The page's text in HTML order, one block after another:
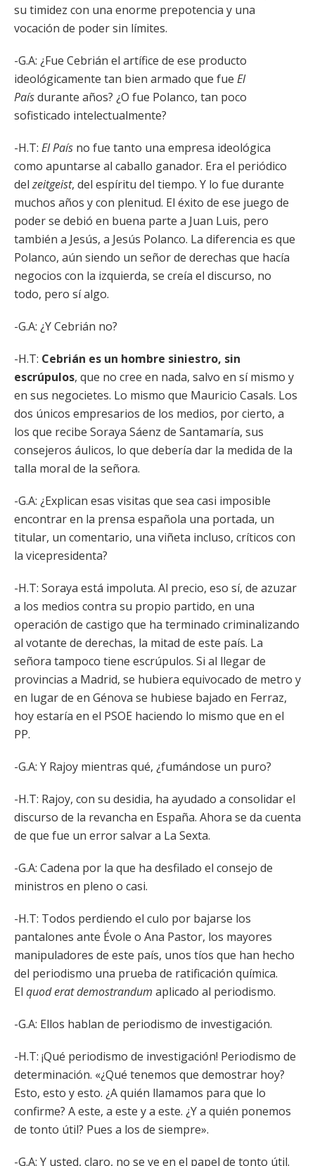
su timidez con una enorme prepotencia y una
vocación de poder sin límites.
-G.A: ¿Fue Cebrián el artífice de ese producto
ideológicamente tan bien armado que fue El
Paísdurante años? ¿O fue Polanco, tan poco
sofisticado intelectualmente?
-H.T: El País no fue tanto una empresa ideológica
como apuntarse al caballo ganador. Era el periódico
delzeitgeist, del espíritu del tiempo. Y lo fue durante
muchos años y con plenitud. El éxito de ese juego de
poder se debió en buena parte a Juan Luis, pero
también a Jesús, a Jesús Polanco. La diferencia es que
Polanco, aún siendo un señor de derechas que hacía
negocios con la izquierda, se creía el discurso, no
todo, pero sí algo.
-G.A: ¿Y Cebrián no?
-H.T: Cebrián es un hombre siniestro, sin
escrúpulos, que no cree en nada, salvo en sí mismo y
en sus negocietes. Lo mismo que Mauricio Casals. Los
dos únicos empresarios de los medios, por cierto, a
los que recibe Soraya Sáenz de Santamaría, sus
consejeros áulicos, lo que debería dar la medida de la
talla moral de la señora.
-G.A: ¿Explican esas visitas que sea casi imposible
encontrar en la prensa española una portada, un
titular, un comentario, una viñeta incluso, críticos con
la vicepresidenta?
-H.T: Soraya está impoluta. Al precio, eso sí, de azuzar
a los medios contra su propio partido, en una
operación de castigo que ha terminado criminalizando
al votante de derechas, la mitad de este país. La
señora tampoco tiene escrúpulos. Si al llegar de
provincias a Madrid, se hubiera equivocado de metro y
en lugar de en Génova se hubiese bajado en Ferraz,
hoy estaría en el PSOE haciendo lo mismo que en el
PP.
-G.A: Y Rajoy mientras qué, ¿fumándose un puro?
-H.T: Rajoy, con su desidia, ha ayudado a consolidar el
discurso de la revancha en España. Ahora se da cuenta
de que fue un error salvar a La Sexta.
-G.A: Cadena por la que ha desfilado el consejo de
ministros en pleno o casi.
-H.T: Todos perdiendo el culo por bajarse los
pantalones ante Évole o Ana Pastor, los mayores
manipuladores de este país, unos tíos que han hecho
del periodismo una prueba de ratificación química.
El quod erat demostrandum aplicado al periodismo.
-G.A: Ellos hablan de periodismo de investigación.
-H.T: ¡Qué periodismo de investigación! Periodismo de
determinación. «¿Qué tenemos que demostrar hoy?
Esto, esto y esto. ¿A quién llamamos para que lo
confirme? A este, a este y a este. ¿Y a quién ponemos
de tonto útil? Pues a los de siempre».
-G.A: Y usted, claro, no se ve en el papel de tonto útil.